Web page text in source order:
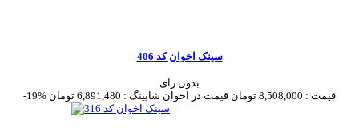
سینک اخوان کد 406
بدون رای
-19%
قیمت : 8,508,000 تومان قیمت در اخوان شاپینگ : 6,891,480 تومان